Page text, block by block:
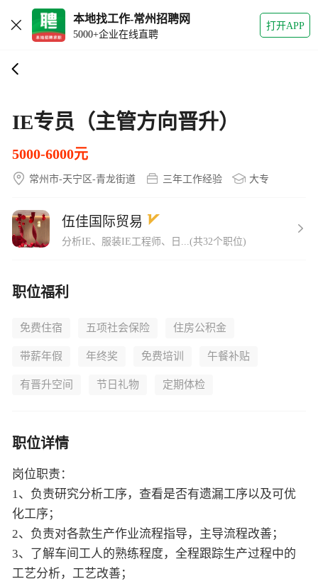
本地找工作-常州招聘网
5000+企业在线直聘
打开APP
IE专员（主管方向晋升）
5000-6000元
常州市-天宁区-青龙街道 三年工作经验 大专
伍佳国际贸易
分析IE、服装IE工程师、日...(共32个职位)
职位福利
免费住宿 五项社会保险 住房公积金
带薪年假 年终奖 免费培训 午餐补贴
有晋升空间 节日礼物 定期体检
职位详情
岗位职责：
1、负责研究分析工序，查看是否有遗漏工序以及可优
化工序；
2、负责对各款生产作业流程指导，主导流程改善；
3、了解车间工人的熟练程度，全程跟踪生产过程中的
工艺分析，工艺改善；